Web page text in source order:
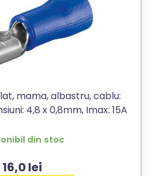
mama, albastru, cablu:
4,8 x 0,8mm, Imax: 15A
din stoc
16,0lei